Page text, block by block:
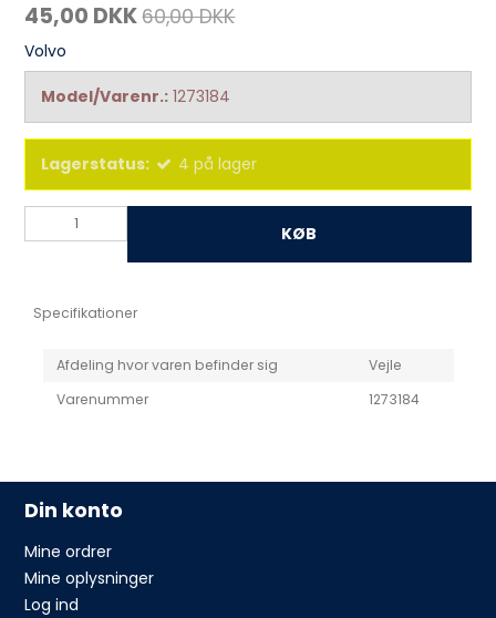
45,00 DKK60,00 DKK
Volvo
Model/Varenr.: 1273184
Lagerstatus: 4 på lager
KØB
Specifikationer
Afdeling hvor varen befinder sig
Vejle
Varenummer
1273184
Din konto
Mine ordrer
Mine oplysninger
Log ind